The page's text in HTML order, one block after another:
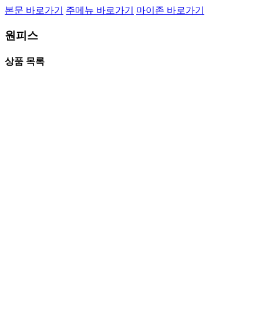
본문 바로가기 주메뉴 바로가기 마이존 바로가기
원피스
상품 목록